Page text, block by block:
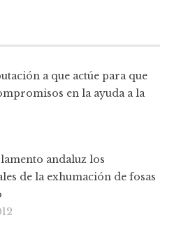
a que actúe para que
en la ayuda a la
andaluz los
de la exhumación de fosas